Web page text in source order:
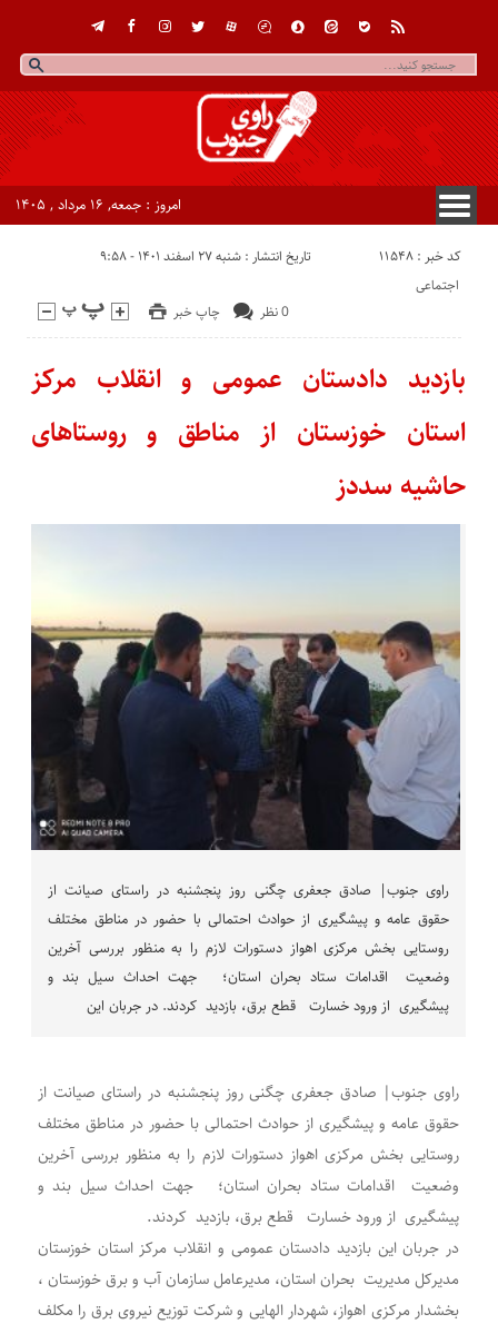
امروز : جمعه, ۱۶ مرداد , ۱۴۰۵
کد خبر : 11548 تاریخ انتشار : شنبه ۲۷ اسفند ۱۴۰۱ - ۹:۵۸
چاپ خبر 0 نظر
اجتماعی
بازدید دادستان عمومی و انقلاب مرکز
استان خوزستان از مناطق و روستاهای
حاشیه سددز
راوی جنوب| صادق جعفری چگنی روز پنجشنبه در راستای صیانت از
حقوق عامه و پیشگیری از حوادث احتمالی با حضور در مناطق مختلف
روستایی بخش مرکزی اهواز دستورات لازم را به منظور بررسی آخرین
وضعیت اقدامات ستاد بحران استان؛ جهت احداث سیل بند و
پیشگیری از ورود خسارت قطع برق، بازدید کردند. در جربان این
راوی جنوب| صادق جعفری چگنی روز پنجشنبه در راستای صیانت از
حقوق عامه و پیشگیری از حوادث احتمالی با حضور در مناطق مختلف
روستایی بخش مرکزی اهواز دستورات لازم را به منظور بررسی آخرین
وضعیت اقدامات ستاد بحران استان؛ جهت احداث سیل بند و
پیشگیری از ورود خسارت قطع برق، بازدید کردند.
در جربان این بازدید دادستان عمومی و انقلاب مرکز استان خوزستان
مدیرکل مدیریت بحران استان، مدیرعامل سازمان آب و برق خوزستان ،
بخشدار مرکزی اهواز، شهردار الهایی و شرکت توزیع نیروی برق را مکلف